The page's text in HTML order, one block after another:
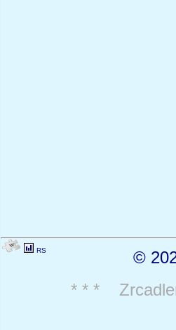
RS ©
* * *